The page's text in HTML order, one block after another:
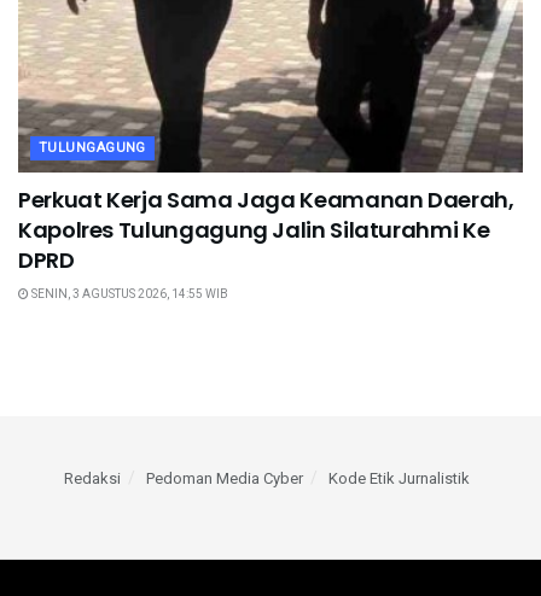
TULUNGAGUNG
Perkuat Kerja Sama Jaga Keamanan Daerah,
Kapolres Tulungagung Jalin Silaturahmi Ke
DPRD
SENIN, 3 AGUSTUS 2026, 14:55 WIB
Redaksi Pedoman Media Cyber Kode Etik Jurnalistik